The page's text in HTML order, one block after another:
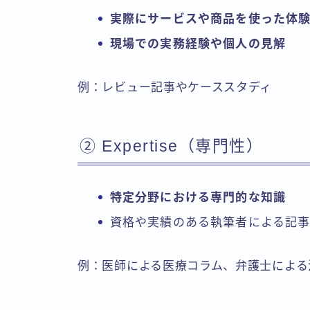
実際にサービスや商品を使った体
現場での実務経験や個人の見解
例：レビュー記事やケーススタディ
② Expertise（専門性）
特定分野における専門的な知識
資格や実績のある執筆者による記事
例：医師による医療コラム、弁護士によ